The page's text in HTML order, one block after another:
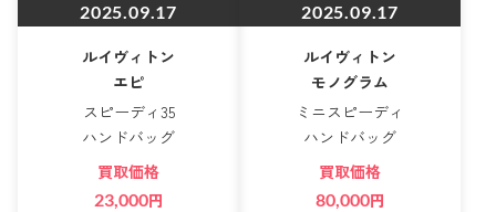
2025.09.17
ルイヴィトン
エピ
スピーディ35
ハンドバッグ
買取価格
23,000円
2025.09.17
ルイヴィトン
モノグラム
ミニスピーディ
ハンドバッグ
買取価格
80,000円